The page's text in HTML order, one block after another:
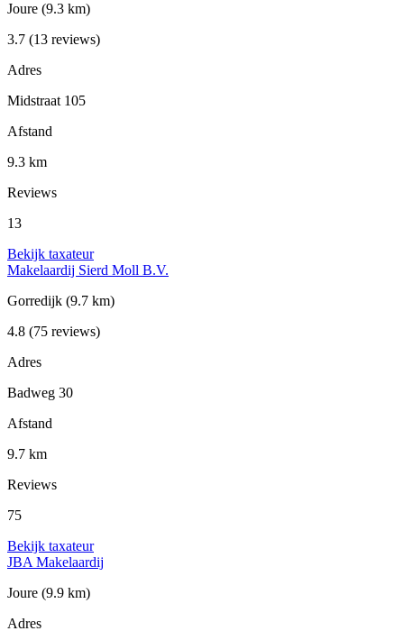
Joure (9.3 km)
3.7 (13 reviews)
Adres
Midstraat 105
Afstand
9.3 km
Reviews
13
Bekijk taxateur
Makelaardij Sierd Moll B.V.
Gorredijk (9.7 km)
4.8 (75 reviews)
Adres
Badweg 30
Afstand
9.7 km
Reviews
75
Bekijk taxateur
JBA Makelaardij
Joure (9.9 km)
Adres